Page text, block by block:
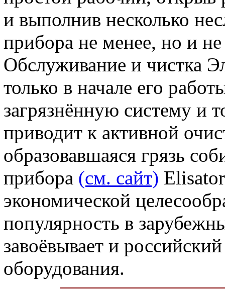
и выполнив несколько
прибора не менее, но и
Обслуживание и чистка
только в начале его
загрязнённую систему и
приводит к активной
образовавшаяся грязь
прибора (см. сайт)
экономической
популярность в
завоёвывает и
оборудования.